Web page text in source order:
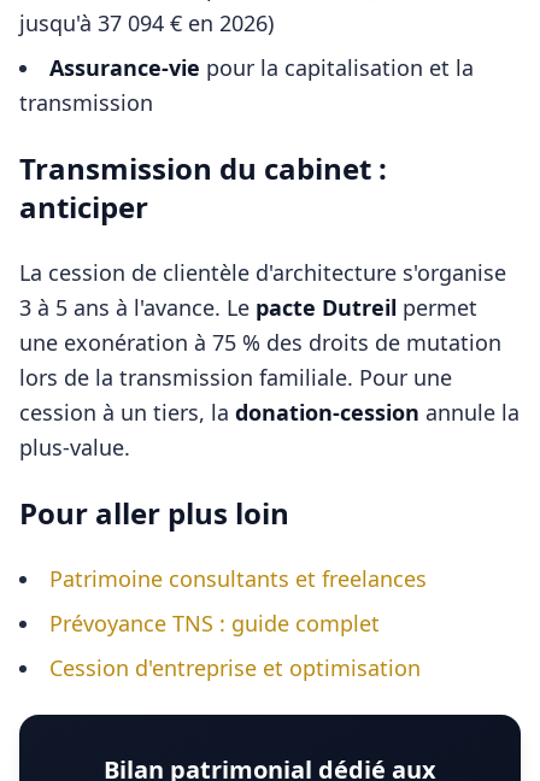
jusqu'à 37 094 € en 2026)
Assurance-vie pour la capitalisation et la
transmission
Transmission du cabinet :
anticiper
La cession de clientèle d'architecture s'organise
3 à 5 ans à l'avance. Le pacte Dutreil permet
une exonération à 75 % des droits de mutation
lors de la transmission familiale. Pour une
cession à un tiers, la donation-cession annule la
plus-value.
Pour aller plus loin
Patrimoine consultants et freelances
Prévoyance TNS : guide complet
Cession d'entreprise et optimisation
Bilan patrimonial dédié aux